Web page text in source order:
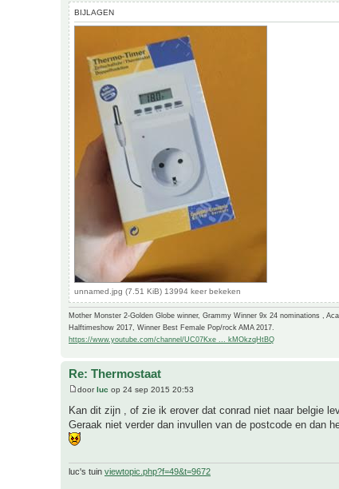
BIJLAGEN
unnamed.jpg (7.51 KiB) 13994 keer bekeken
Mother Monster 2-Golden Globe winner, Grammy Winner 9x 24 nominations ,
Halftimeshow 2017, Winner Best Female Pop/rock AMA 2017.
https://www.youtube.com/channel/UC07Kxe ... kMOkzqHtBQ
Re: Thermostaat
doorluc op 24 sep 2015 20:53
Kan dit zijn , of zie ik erover dat conrad niet naar belgie
Geraak niet verder dan invullen van de postcode en dan
luc's tuin viewtopic.php?f=49&t=9672